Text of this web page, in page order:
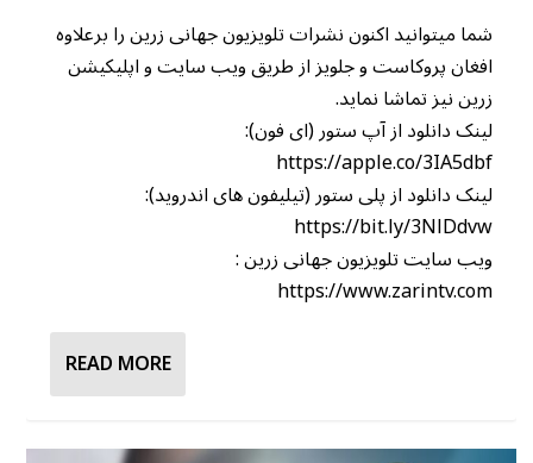
شما میتوانید اکنون نشرات تلویزیون جهانی زرین را برعلاوه
افغان پروکاست و جلویز از طریق ویب سایت و اپلیکیشن
زرین نیز تماشا نماید.
لینک دانلود از آپ ستور (ای فون):
https://apple.co/3IA5dbf
لینک دانلود از پلی ستور (تیلیفون های اندروید):
https://bit.ly/3NlDdvw
ویب سایت تلویزیون جهانی زرین :
https://www.zarintv.com
READ MORE